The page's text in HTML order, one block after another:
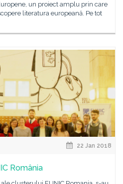
un proiect amplu prin care
literatura europeană. Pe tot
22 Jan 2018
România